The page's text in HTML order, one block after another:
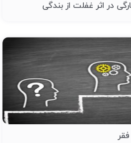
در اثر غفلت از بندگی